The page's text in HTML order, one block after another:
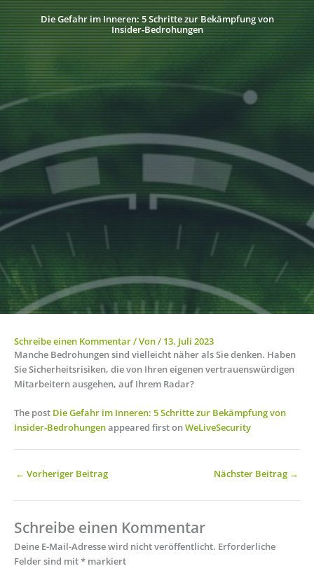
Die Gefahr im Inneren: 5 Schritte zur Bekämpfung von
Insider‑Bedrohungen
Schreibe einen Kommentar/ Von/ 13. Juli 2023
Manche Bedrohungen sind vielleicht näher als Sie denken. Haben
Sie Sicherheitsrisiken, die von Ihren eigenen vertrauenswürdigen
Mitarbeitern ausgehen, auf Ihrem Radar?
The post Die Gefahr im Inneren: 5 Schritte zur Bekämpfung von
Insider‑Bedrohungenappeared first onWeLiveSecurity
← Vorheriger Beitrag Nächster Beitrag →
Schreibe einen Kommentar
Deine E-Mail-Adresse wird nicht veröffentlicht. Erforderliche
Felder sind mit* markiert